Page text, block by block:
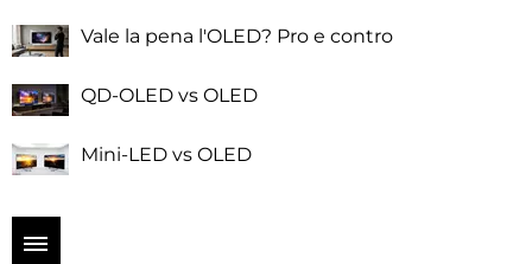
Vale la pena l'OLED? Pro e contro
QD-OLED vs OLED
Mini-LED vs OLED